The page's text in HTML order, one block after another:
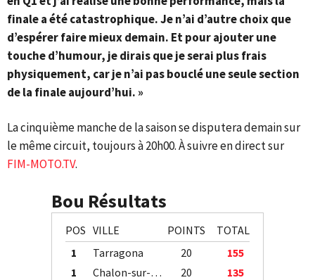
finale a été catastrophique. Je n’ai d’autre choix que
d’espérer faire mieux demain. Et pour ajouter une
touche d’humour, je dirais que je serai plus frais
physiquement, car je n’ai pas bouclé une seule section
de la finale aujourd’hui. »
La cinquième manche de la saison se disputera demain sur
le même circuit, toujours à 20h00. À suivre en direct sur
FIM-MOTO.TV.
Bou Résultats
POS VILLE POINTS
TOTAL
1
Tarragona 20
155
1
Chalon-sur-Saône 20
135